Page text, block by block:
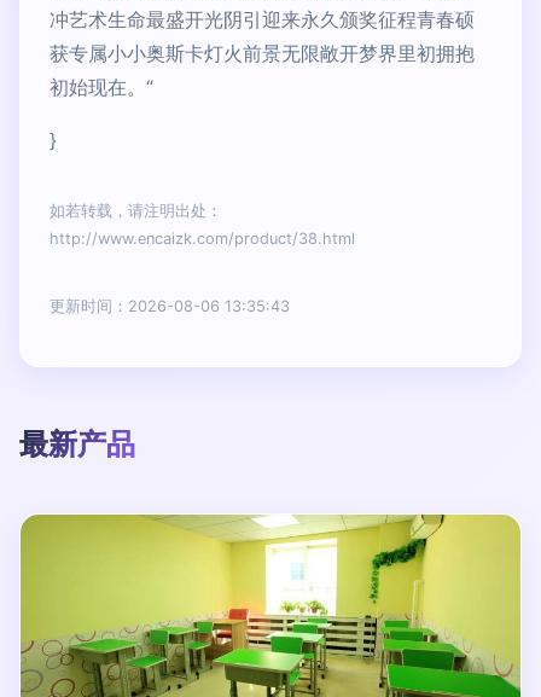
冲艺术生命最盛开光阴引迎来永久颁奖征程青春硕
获专属小小奥斯卡灯火前景无限敞开梦界里初拥抱
初始现在。“
}
如若转载，请注明出处：
http://www.encaizk.com/product/38.html
更新时间：2026-08-06 13:35:43
最新产品